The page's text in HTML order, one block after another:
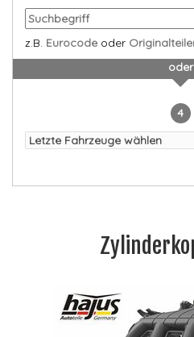
z.B. Eurocode oder
oder
4